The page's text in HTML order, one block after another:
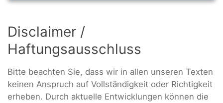
Disclaimer /
Haftungsausschluss
Bitte beachten Sie, dass wir in allen unseren Texten
keinen Anspruch auf Vollständigkeit oder Richtigkeit
erheben. Durch aktuelle Entwicklungen können die